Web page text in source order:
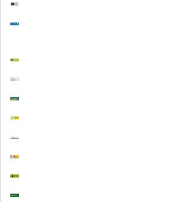
2M Press
Scuola in chiaro
Erasmus+
eTwinning
Saper(e)Consumare
Service Learning
OrvietoScienza
Patentino digitale
Podcast
PagoinRete